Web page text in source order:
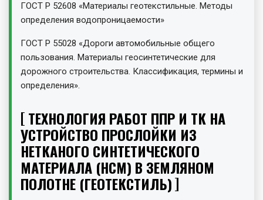
ГОСТ Р 52608 «Материалы геотекстильные. Методы
определения водопроницаемости»
ГОСТ Р 55028 «Дороги автомобильные общего
пользования. Материалы геосинтетические для
дорожного строительства. Классификация, термины и
определения».
ТЕХНОЛОГИЯ РАБОТ ППР И ТК НА
УСТРОЙСТВО ПРОСЛОЙКИ ИЗ
НЕТКАНОГО СИНТЕТИЧЕСКОГО
МАТЕРИАЛА (НСМ) В ЗЕМЛЯНОМ
ПОЛОТНЕ (ГЕОТЕКСТИЛЬ)